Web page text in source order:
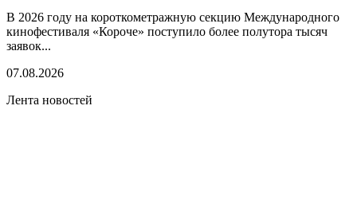
В 2026 году на короткометражную секцию Международного
кинофестиваля «Короче» поступило более полутора тысяч
заявок...
07.08.2026
Лента новостей